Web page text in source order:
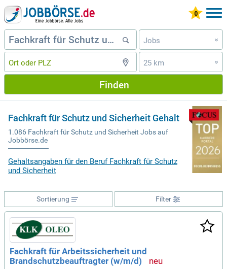
Jobs »
25 km »
Finden
Fachkraft für Schutz und Sicherheit Gehalt
1.086 Fachkraft für Schutz und Sicherheit Jobs auf
Jobbörse.de
Gehaltsangaben für den Beruf Fachkraft für Schutz
und Sicherheit
Filter
Sortierung
Fachkraft für Arbeitssicherheit und
Brandschutzbeauftragter (w/m/d)